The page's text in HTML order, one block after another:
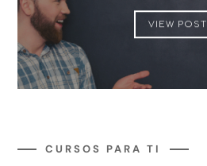
VIEW POST
CURSOS PARA TI